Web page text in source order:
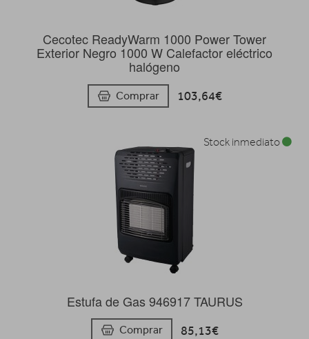
Cecotec ReadyWarm 1000 Power Tower
Exterior Negro 1000 W Calefactor eléctrico
halógeno
Comprar 103,64€
Estufa de Gas 946917 TAURUS
Comprar 85,13€
Stock inmediato